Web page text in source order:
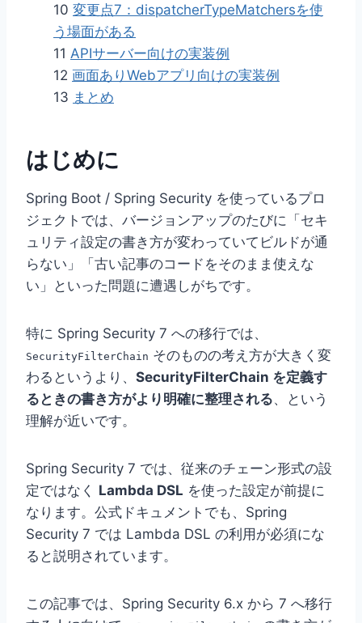
10 変更点7：dispatcherTypeMatchersを使
う場面がある
11 APIサーバー向けの実装例
12 画面ありWebアプリ向けの実装例
13 まとめ
はじめに
Spring Boot / Spring Security を使っているプロ
ジェクトでは、バージョンアップのたびに「セキ
ュリティ設定の書き方が変わっていてビルドが通
らない」「古い記事のコードをそのまま使えな
い」といった問題に遭遇しがちです。
特に Spring Security 7 への移行では、
SecurityFilterChain そのものの考え方が大きく変
わるというより、 SecurityFilterChain を定義す
るときの書き方がより明確に整理される、という
理解が近いです。
Spring Security 7 では、従来のチェーン形式の設
定ではなく Lambda DSL を使った設定が前提に
なります。公式ドキュメントでも、Spring
Security 7 では Lambda DSL の利用が必須にな
ると説明されています。
この記事では、Spring Security 6.x から 7 へ移行